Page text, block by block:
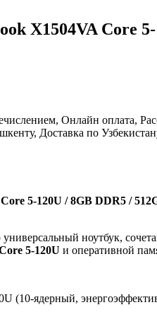
X1504VA Core
Онлайн оплата,
Доставка по
5-120U / 8GB DDR5 /
ноутбук,
5-120U и оперативной
(10-ядерный,